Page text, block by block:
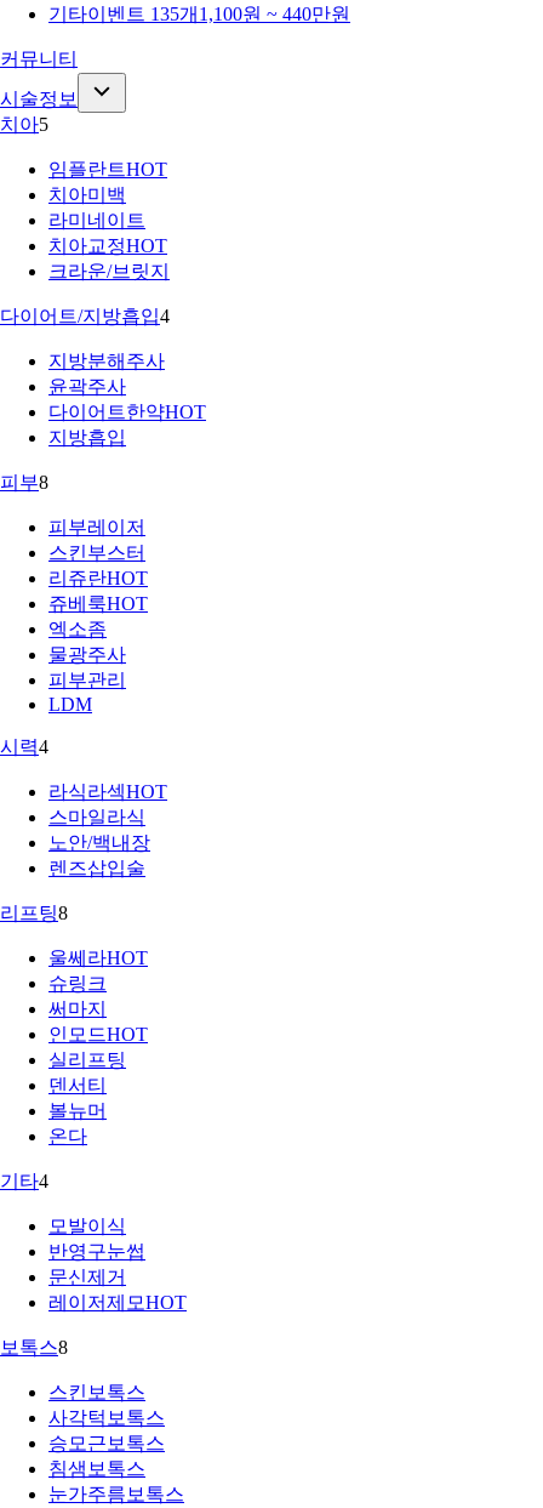
기타이벤트 135개 1,100원 ~ 440만원
커뮤니티
시술정보
치아5
임플란트HOT
치아미백
라미네이트
치아교정HOT
크라운/브릿지
다이어트/지방흡입4
지방분해주사
윤곽주사
다이어트한약HOT
지방흡입
피부8
피부레이저
스킨부스터
리쥬란HOT
쥬베룩HOT
엑소좀
물광주사
피부관리
LDM
시력4
라식라섹HOT
스마일라식
노안/백내장
렌즈삽입술
리프팅8
울쎄라HOT
슈링크
써마지
인모드HOT
실리프팅
덴서티
볼뉴머
온다
기타4
모발이식
반영구눈썹
문신제거
레이저제모HOT
보톡스8
스킨보톡스
사각턱보톡스
승모근보톡스
침샘보톡스
눈가주름보톡스